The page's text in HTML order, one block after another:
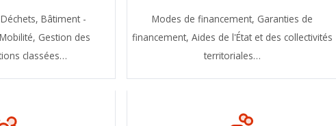
Bâtiment -
Gestion des
classées…
Modes de financement, Garanties de
financement,Aides de l'État et des collectivités
territoriales…